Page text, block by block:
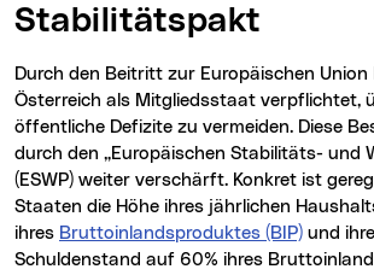
Stabilitätspakt
Durch den Beitritt zur Europäischen Union hat sich
Österreich als Mitgliedsstaat verpflichtet,
öffentliche Defizite zu vermeiden. Diese
durch den „Europäischen Stabilitäts- und
(ESWP) weiter verschärft. Konkret ist
Staaten die Höhe ihres jährlichen
ihres Bruttoinlandsproduktes (BIP) und
Schuldenstand auf 60% ihres